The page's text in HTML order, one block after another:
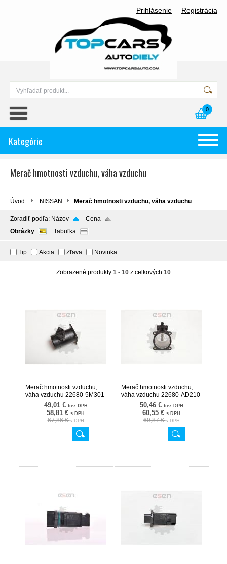
Prihlásenie Registrácia
0
Kategórie
Merač hmotnosti vzduchu, váha vzduchu
Úvod NISSAN Merač hmotnosti vzduchu, váha vzduchu
Zoradiť podľa: Názov
Cena
Obrázky
Tabuľka
Tip Akcia Zľava Novinka
Zobrazené produkty 1 - 10 z celkových 10
Merač hmotnosti vzduchu,
váha vzduchu 22680-5M301
07SKV11049,01 € bez DPH
58,81 € s DPH
67,86 €s DPH
Merač hmotnosti vzduchu,
váha vzduchu 22680-AD210
07SKV11250,46 € bez DPH
60,55 € s DPH
69,87 €s DPH